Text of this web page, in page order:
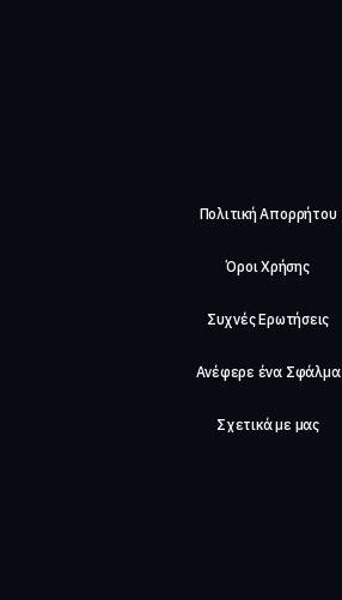
Πολιτική Απορρήτου
Όροι Χρήσης
Συχνές Ερωτήσεις
Ανέφερε ένα Σφάλμα
Σχετικά με μας